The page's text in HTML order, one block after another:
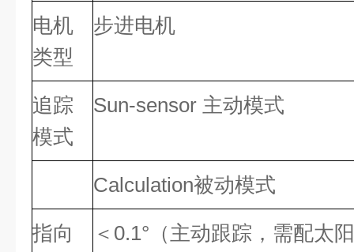
电机
类型
步进电机
追踪
模式
Sun-sensor 主动模式
Calculation被动模式
指向
＜0.1°（主动跟踪，需配太